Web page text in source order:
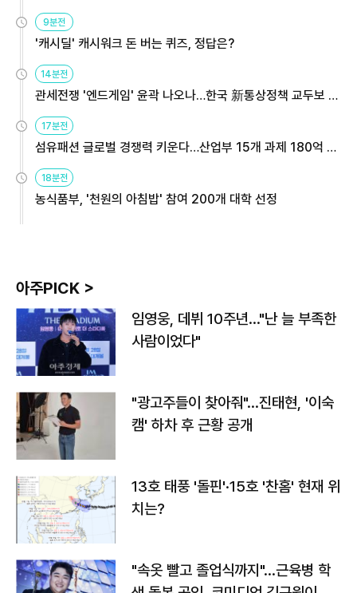
9분전
'캐시딜' 캐시워크 돈 버는 퀴즈, 정답은?
14분전
관세전쟁 '엔드게임' 윤곽 나오나…한국 新통상정책 교두보 활
용해야
17분전
섬유패션 글로벌 경쟁력 키운다…산업부 15개 과제 180억 지
원
18분전
농식품부, '천원의 아침밥' 참여 200개 대학 선정
아주PICK >
임영웅, 데뷔 10주년…"난 늘 부족한
사람이었다"
"광고주들이 찾아줘"…진태현, '이숙
캠' 하차 후 근황 공개
13호 태풍 '돌핀'·15호 '찬홈' 현재 위
치는?
"속옷 빨고 졸업식까지"…근육병 학